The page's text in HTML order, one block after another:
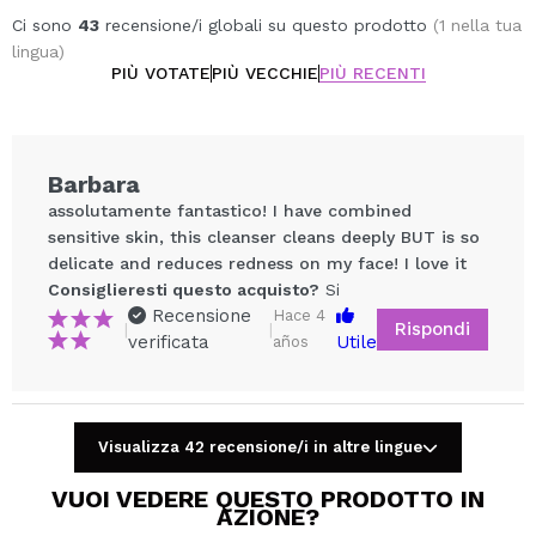
Ci sono 43 recensione/i globali su questo prodotto (1 nella tua
lingua)
PIÙ VOTATEPIÙ VECCHIEPIÙ RECENTI
Condividi un video o una foto
Consiglieresti questo acquisto? Si No
Barbara
assolutamente fantastico! I have combined
sensitive skin, this cleanser cleans deeply BUT is so
delicate and reduces redness on my face! I love it
Consiglieresti questo acquisto? Si
|
Recensione
verificata
|
Hace 4
años
Utile
Rispondi
Visualizza 42 recensione/i in altre lingue
VUOI VEDERE QUESTO PRODOTTO IN
AZIONE?